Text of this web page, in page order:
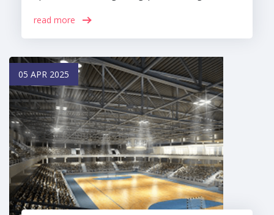
read more
05 APR 2025